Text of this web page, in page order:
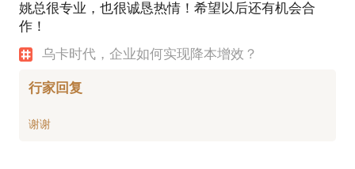
姚总很专业，也很诚恳热情！希望以后还有机会合
作！
乌卡时代，企业如何实现降本增效？
行家回复